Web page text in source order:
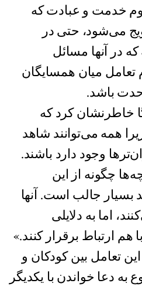
خدمت و عبادت که
می‌شود، حتی در
که در آنها مسائل
میان همسایگان
باشد.
خاطرنشان کرد که
همه می‌توانند شاهد
وجود دارد باشند.
چگونه از این
بسیار جالب است. آنها
اما به دلایلی
هم ارتباط برقرار کنند.»
این تعامل بین کودکان و
دعا خواندن با یکدیگر